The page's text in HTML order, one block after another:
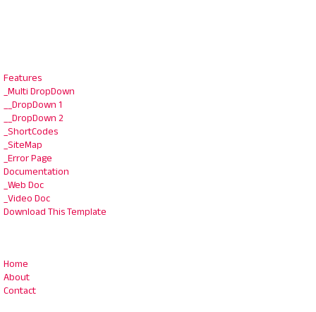
Features
_Multi DropDown
__DropDown 1
__DropDown 2
_ShortCodes
_SiteMap
_Error Page
Documentation
_Web Doc
_Video Doc
Download This Template
Home
About
Contact